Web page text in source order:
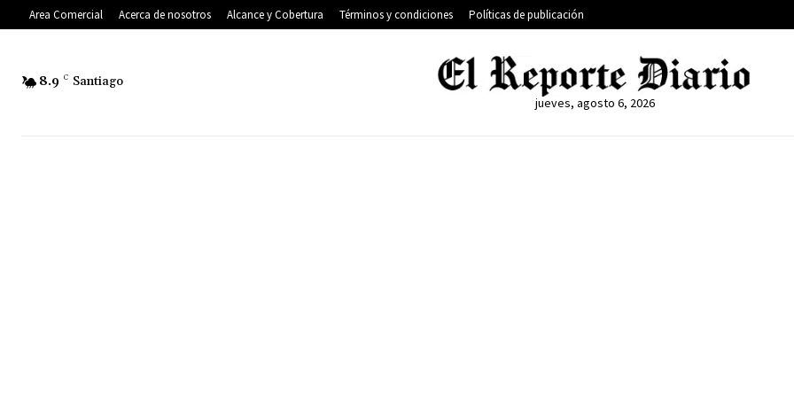
Area Comercial Acerca de nosotros Alcance y Cobertura Términos y condiciones Políticas de publicación
8.9 C Santiago
jueves, agosto 6, 2026